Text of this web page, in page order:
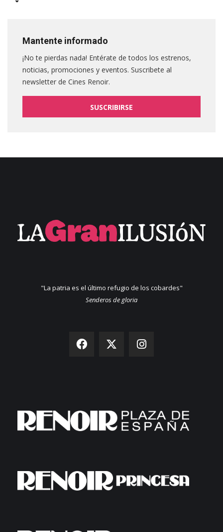
Mantente informado
¡No te pierdas nada! Entérate de todos los estrenos,
noticias, promociones y eventos. Suscribete al
newsletter de Cines Renoir.
SUSCRIBIRSE
"La patria es el último refugio de los cobardes"
Senderos de gloria